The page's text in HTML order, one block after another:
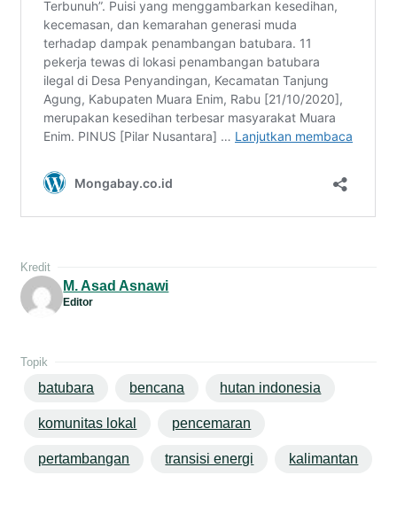
Kredit
M. Asad Asnawi
Editor
Topik
batubara bencana hutan indonesia
komunitas lokal pencemaran
pertambangan transisi energi kalimantan